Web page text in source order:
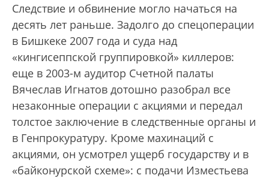
Следствие и обвинение могло начаться на
десять лет раньше. Задолго до спецоперации
в Бишкеке 2007 года и суда над
«кингисеппской группировкой» киллеров:
еще в 2003-м аудитор Счетной палаты
Вячеслав Игнатов дотошно разобрал все
незаконные операции с акциями и передал
толстое заключение в следственные органы и
в Генпрокуратуру. Кроме махинаций с
акциями, он усмотрел ущерб государству и в
«байконурской схеме»: с подачи Изместьева